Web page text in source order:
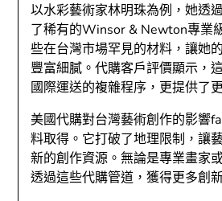
以水彩藝術家林明珠為例，她透
了稀有的Winsor & Newton專業
些在台灣市場罕見的材料，讓她
豐富細膩。代購客戶評價顯示，
國際運送的複雜程序，更提供了
美國代購對台灣藝術創作的影響
料取得。它打破了地理限制，讓
新的創作資源。無論是專業畫家
透過這些代購管道，獲得更多創